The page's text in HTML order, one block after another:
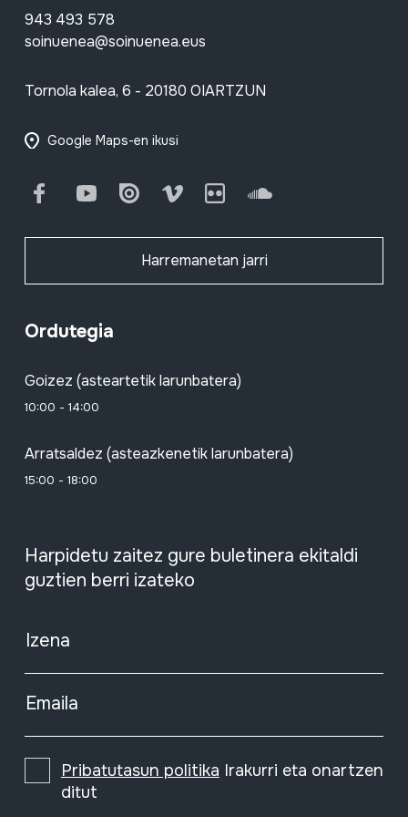
943 493 578
soinuenea@soinuenea.eus
Tornola kalea, 6 - 20180 OIARTZUN
Google Maps-en ikusi
FacebookYoutube Issuu Vimeo Flickr SoundCloud
Harremanetan jarri
Ordutegia
Goizez (asteartetik larunbatera)
10:00 - 14:00
Arratsaldez (asteazkenetik larunbatera)
15:00 - 18:00
Harpidetu zaitez gure buletinera ekitaldi
guztien berri izateko
Izena
Emaila
Pribatutasun politika Irakurri eta onartzen
ditut